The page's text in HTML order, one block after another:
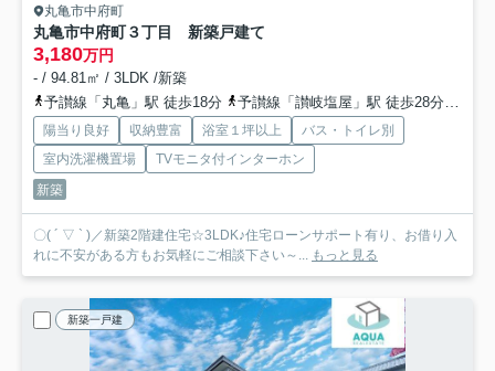
丸亀市中府町
丸亀市中府町３丁目 新築戸建て
3,180万円
- / 94.81㎡ / 3LDK /新築
予讃線「丸亀」駅 徒歩18分
予讃線「讃岐塩屋」駅 徒歩28分
陽当り良好 収納豊富 浴室１坪以上
バス・トイレ別
室内洗濯機置場
TVモニタ付インターホン
新築
〇( ´ ▽ ` )／新築2階建住宅☆3LDK♪住宅ローンサポート有り、お借り入
れに不安がある方もお気軽にご相談下さい～... もっと見る
新築一戸建